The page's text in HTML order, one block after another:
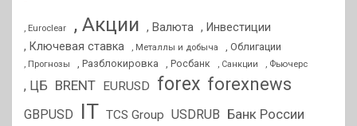
, Euroclear , Акции , Валюта , Инвестиции
, Ключевая ставка
, Металлы и добыча , Облигации
, Прогнозы , Разблокировка , Росбанк , Санкции , Фьючерс
, ЦБ BRENT EURUSD forex forexnews
GBPUSD IT TCS Group USDRUB Банк России